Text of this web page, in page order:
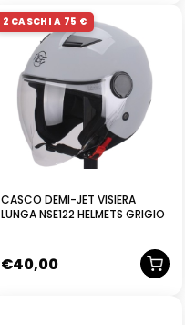
2 CASCHI A 75 €
CASCO DEMI-JET VISIERA
LUNGA NSE122 HELMETS GRIGIO
€40,00